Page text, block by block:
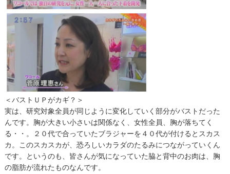
＜バストＵＰがカギ？＞
実は、研究対象全員が同じように変化していく部分がバストだった
んです。胸が大きい小さいは関係なく、女性全員、胸が落ちてく
る・・。２０代で合っていたブラジャーを４０代が付けるとスカス
カ。このスカスカが、恐ろしいカラダのたるみにつながっていくん
です。というのも、皆さんが気になっていた脇と背中のお肉は、胸
の脂肪が流れたものなんです。